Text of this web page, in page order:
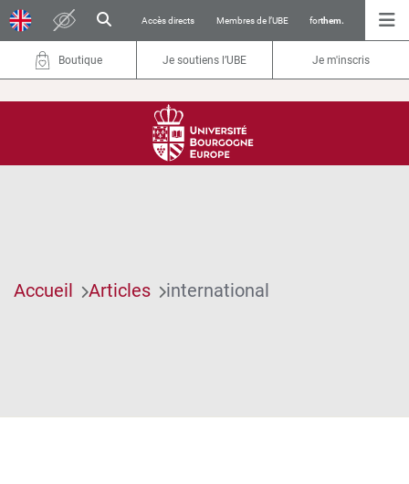
Accès directs Membres de l’UBE forthem.
Boutique Je soutiens l’UBE Je m'inscris
Accueil Articles international